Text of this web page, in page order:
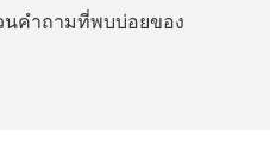
นคำถามที่พบบ่อยของ